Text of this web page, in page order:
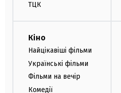
ТЦК
Кіно
Найцікавіші фільми
Українські фільми
Фільми на вечір
Комедії